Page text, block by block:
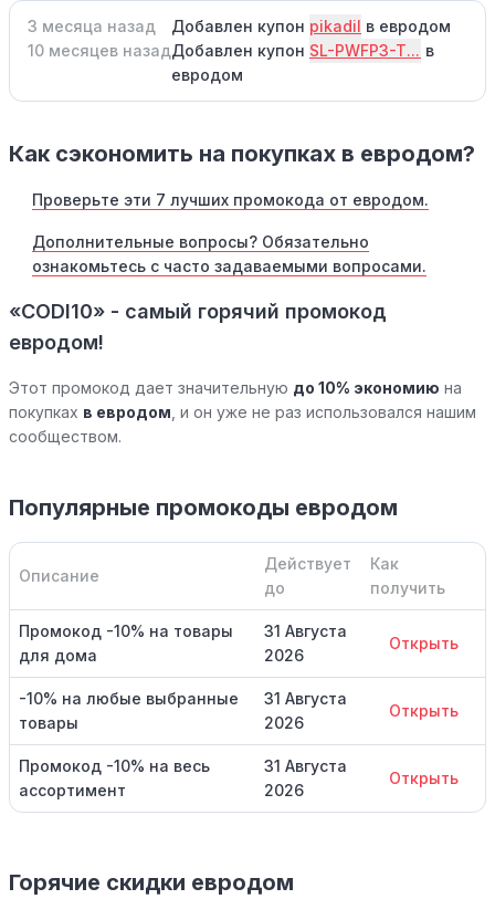
3 месяца назад Добавлен купон pikadil в евродом
10 месяцев назадДобавлен купон SL-PWFP3-T... в
евродом
Как сэкономить на покупках в евродом?
Проверьте эти 7 лучших промокода от евродом.
Дополнительные вопросы? Обязательно
ознакомьтесь с часто задаваемыми вопросами.
«CODI10» - самый горячий промокод
евродом!
Этот промокод дает значительную до 10% экономию на
покупках в евродом , и он уже не раз использовался нашим
сообществом.
Популярные промокоды евродом
Описание
Действует
до
Как
получить
Промокод -10% на товары
для дома
31 Августа
2026
Открыть
-10% на любые выбранные
товары
31 Августа
2026
Открыть
Промокод -10% на весь
ассортимент
31 Августа
2026
Открыть
Горячие скидки евродом